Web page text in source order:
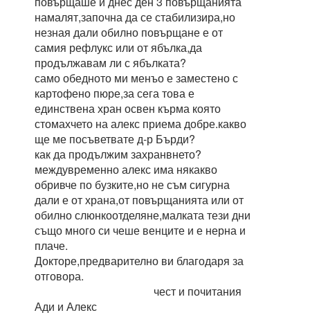
намалят,започна да се стабилизира,но
незная дали обилно повърщане е от
самия рефлукс или от ябълка,да
продължавам ли с ябълката?
само обедното ми менъо е заместено с
картофено пюре,за сега това е
единствена хран освен кърма която
стомахчето на алекс приема добре.какво
ще ме посъветвате д-р Бърди?
как да продължим захранвнето?
междувременно алекс има някакво
обривче по бузките,но не съм сигурна
дали е от храна,от повърщанията или от
обилно слюнкоотделяне,малката тези дни
също много си чеше венците и е нерна и
плаче.
Докторе,предварително ви благодаря за
отговора.
чест и почитания
Ади и Алекс